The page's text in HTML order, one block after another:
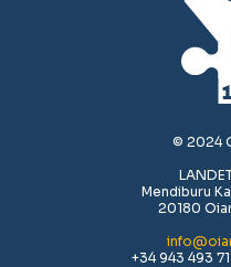
© 2024
Mendiburu
20180
+34 943 493